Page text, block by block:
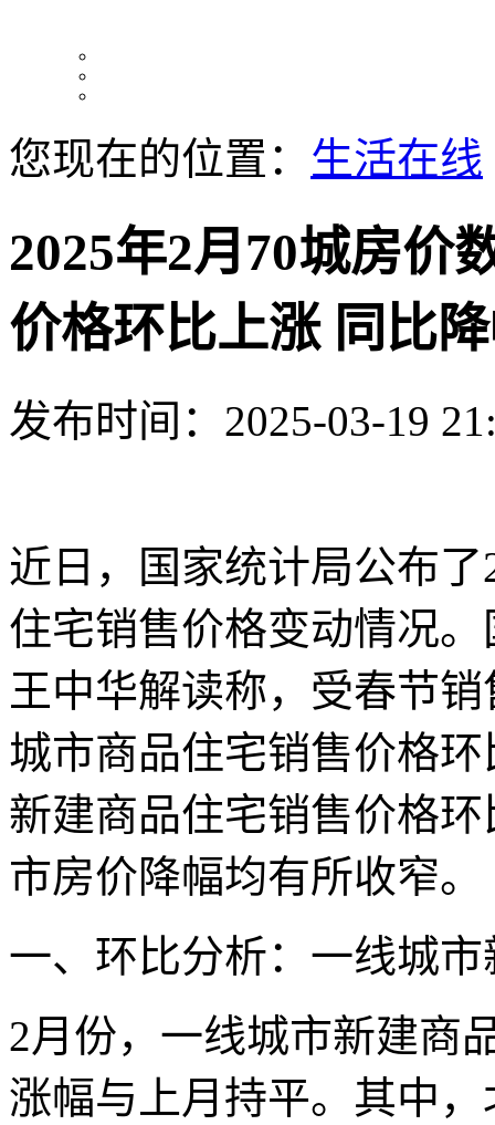
您现在的位置： 生活在线
2025年2月70城房价
价格环比上涨 同比
发布时间：2025-03-19
近日，国家统计局公布
住宅销售价格变动情况
王中华解读称，受春节
城市商品住宅销售价格
新建商品住宅销售价格
市房价降幅均有所收窄。
一、环比分析：一线城
2月份，一线城市新建商
涨幅与上月持平。其中